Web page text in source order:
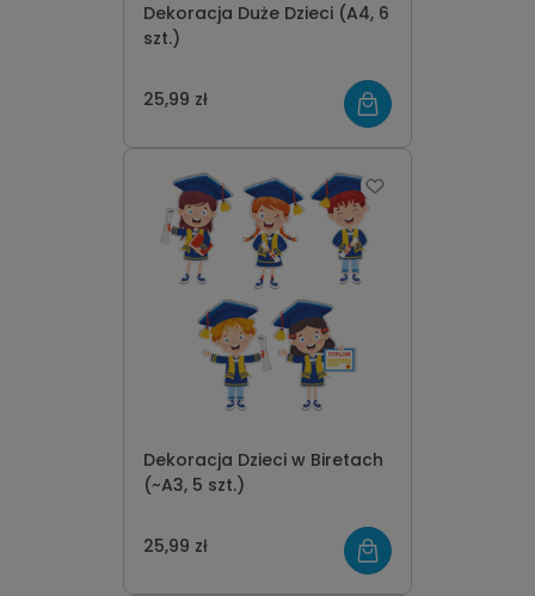
Dekoracja Duże Dzieci (A4, 6
szt.)
25,99 zł
Dekoracja Dzieci w Biretach
(~A3, 5 szt.)
25,99 zł